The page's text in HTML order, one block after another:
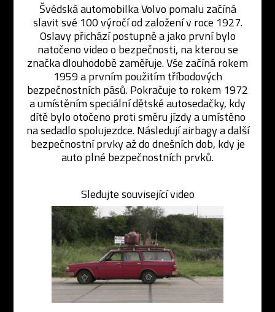
Švédská automobilka Volvo pomalu začíná
slavit své 100 výročí od založení v roce 1927.
Oslavy přichází postupně a jako první bylo
natočeno video o bezpečnosti, na kterou se
značka dlouhodobě zaměřuje. Vše začíná rokem
1959 a prvním použitím tříbodových
bezpečnostních pásů. Pokračuje to rokem 1972
a umístěním speciální dětské autosedačky, kdy
dítě bylo otočeno proti směru jízdy a umístěno
na sedadlo spolujezdce. Následují airbagy a další
bezpečnostní prvky až do dnešních dob, kdy je
auto plné bezpečnostních prvků.
Sledujte související video